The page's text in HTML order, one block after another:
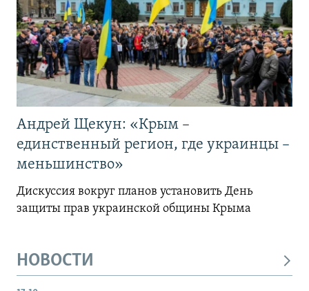
Андрей Щекун: «Крым –
единственный регион, где украинцы –
меньшинство»
Дискуссия вокруг планов установить День
защиты прав украинской общины Крыма
НОВОСТИ